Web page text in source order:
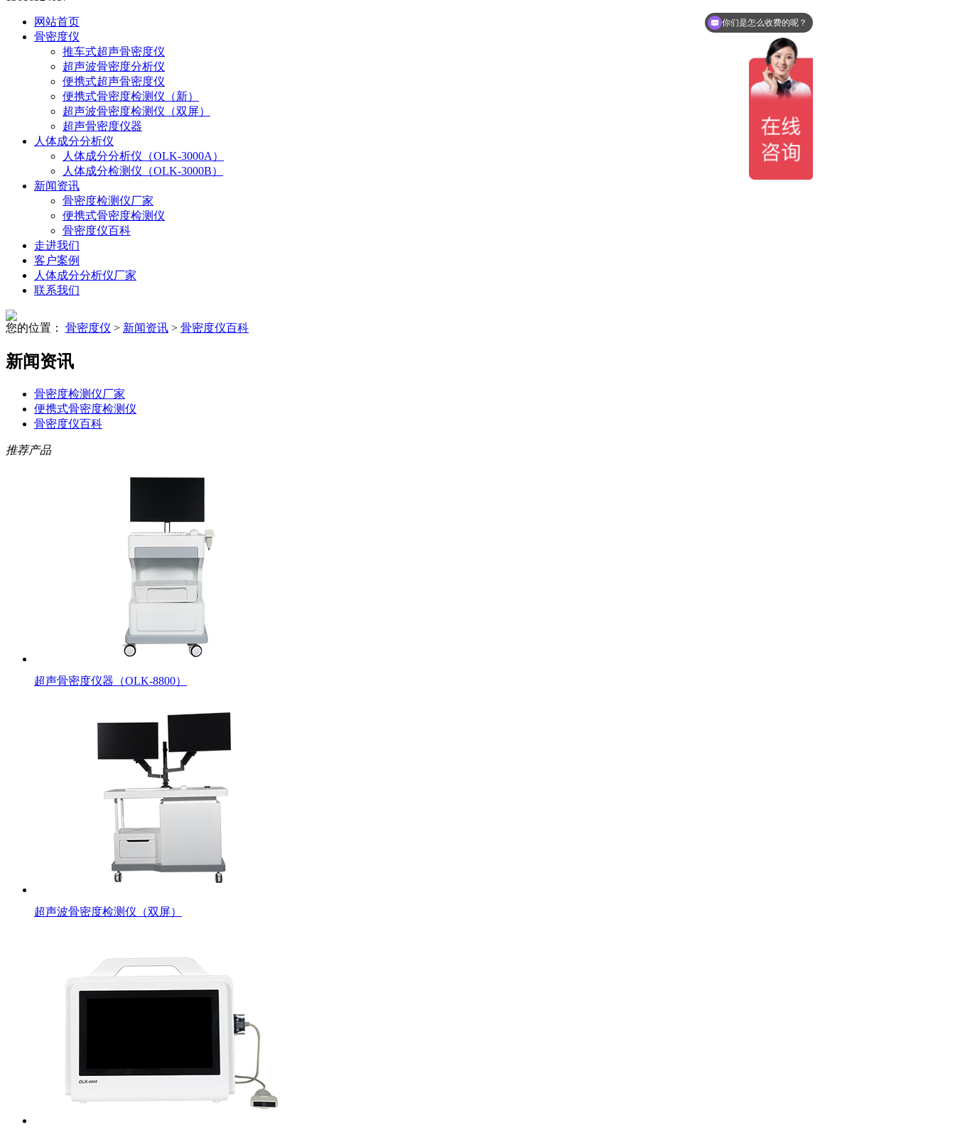
网站首页
骨密度仪
推车式超声骨密度仪
超声波骨密度分析仪
便携式超声骨密度仪
便携式骨密度检测仪（新）
超声波骨密度检测仪（双屏）
超声骨密度仪器
人体成分分析仪
人体成分分析仪（OLK-3000A）
人体成分检测仪（OLK-3000B）
新闻资讯
骨密度检测仪厂家
便携式骨密度检测仪
骨密度仪百科
走进我们
客户案例
人体成分分析仪厂家
联系我们
您的位置： 骨密度仪 > 新闻资讯 > 骨密度仪百科
新闻资讯
骨密度检测仪厂家
便携式骨密度检测仪
骨密度仪百科
推荐产品
超声骨密度仪器（OLK-8800）
超声波骨密度检测仪（双屏）
你们是怎么收费的呢？
现在有优惠活动么？